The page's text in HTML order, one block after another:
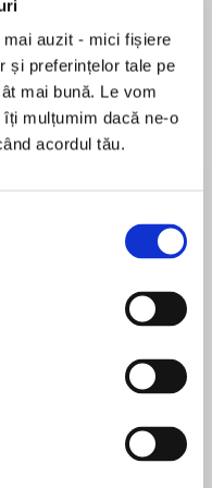
auzit - mici fișiere
și preferințelor tale pe
mai bună. Le vom
mulțumim dacă ne-o
acordul tău.
Agatha
published
Now
These
of English.
relaxing holiday in
the world as